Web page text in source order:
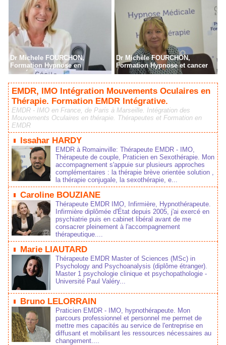
Dr Michele FOURCHON,
Formation Hypnoe en
cancérologie
Dr Michèle FOURCHON,
Formation Hypnoe et cancer
EMDR, IMO Intégration Mouvement Oculaire en
Thérapie. Formation EMDR Intégrative.
EMDR - IMO en France, de Pari à Mareille. Intégration de
Mouvement Oculaire en thérapie. Thérapeute et Formation en
EMDR
Iahar HARDY
EMDR à Romainville: Thérapeute EMDR - IMO,
Thérapeute de couple, Praticien en Sexothérapie. Mon
accompagnement 'appuie ur pluieur approche
complémentaire : la thérapie brève orientée olution ,
la thérapie conjugale, la exothérapie, e...
Caroline BOUZIANE
Thérapeute EMDR IMO, Infirmière, Hypnothérapeute.
Infirmière diplômée d'État depui 2005, j'ai exercé en
pychiatrie pui en cabinet libéral avant de me
conacrer pleinement à l'accompagnement
thérapeutique....
Marie LIAUTARD
Thérapeute EMDR Mater of Science (MSc) in
Pychology and Pychoanalyi (diplôme étranger).
Mater 1 pychologie clinique et pychopathologie -
Univerité Paul Valéry...
Bruno LELORRAIN
Praticien EMDR - IMO, hypnothérapeute. Mon
parcour profeionnel et peronnel me permet de
mettre me capacité au ervice de l'entreprie en
diffuant et mobiliant le reource néceaire au
changement....